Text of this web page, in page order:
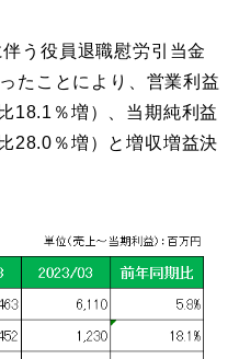
う役員退職慰労引当金
たことにより、営業利益
18.1％増）、当期純利益
28.0％増）と増収増益決